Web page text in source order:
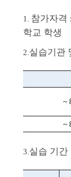
1. 참가자격
학교 학생
2.실습기관
~
~
3.실습 기간